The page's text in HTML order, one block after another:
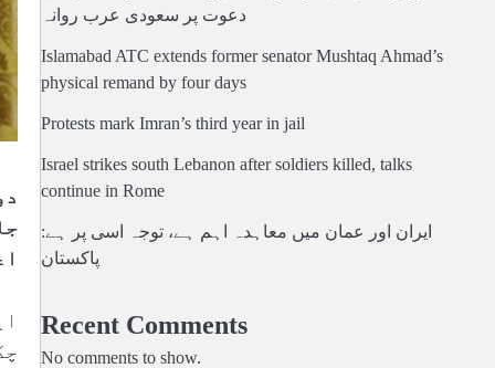
دعوت پر سعودی عرب روانہ
Islamabad ATC extends former senator Mushtaq Ahmad’s
physical remand by four days
Protests mark Imran’s third year in jail
Israel strikes south Lebanon after soldiers killed, talks
continue in Rome
ایران اور عمان میں معاہدہ اہم ہے، توجہ اسی پر ہے:
پاکستان
Recent Comments
No comments to show.